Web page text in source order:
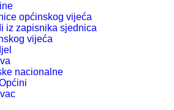
općinskog vijeća
iz zapisnika sjednica
vijeća
nacionalne